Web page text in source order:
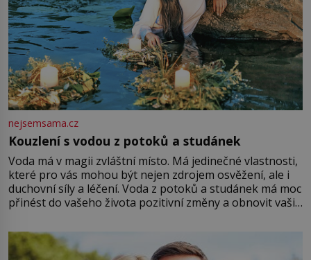
nejsemsama.cz
Kouzlení s vodou z potoků a studánek
Voda má v magii zvláštní místo. Má jedinečné vlastnosti,
které pro vás mohou být nejen zdrojem osvěžení, ale i
duchovní síly a léčení. Voda z potoků a studánek má moc
přinést do vašeho života pozitivní změny a obnovit vaši
můžete obohatit své rituály a přinést do svého života
větší harmonii a klid. Je důležité